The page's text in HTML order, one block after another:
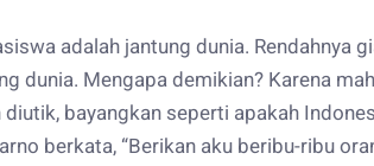
adalah jantung dunia. Rendahnya
dunia. Mengapa demikian? Karena
diutik, bayangkan seperti apakah
berkata, “Berikan aku beribu-ribu